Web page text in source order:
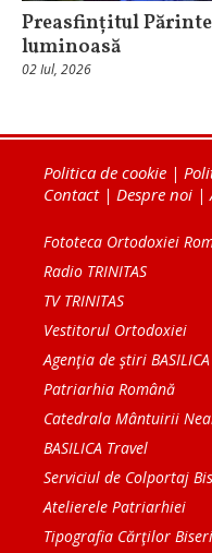
Preasfințitul
luminoasă
02 Iul, 2026
Politica de cookie |
Contact| Despre noi |
Fototeca Ortodoxiei
Radio TRINITAS
TV TRINITAS
Vestitorul Ortodoxiei
Agenţia de ştiri BASILICA
Patriarhia Română
Catedrala Mântuirii
BASILICA Travel
Serviciul de Colportaj
Atelierele Patriarhiei
Tipografia Cărţilor